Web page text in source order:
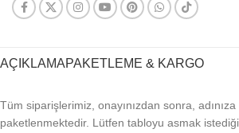
AÇIKLAMAPAKETLEME & KARGO
Tüm siparişlerimiz, onayınızdan sonra,
paketlenmektedir. Lütfen tabloyu asmak